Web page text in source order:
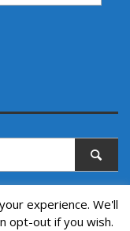
experience. We'll
opt-out if you wish.